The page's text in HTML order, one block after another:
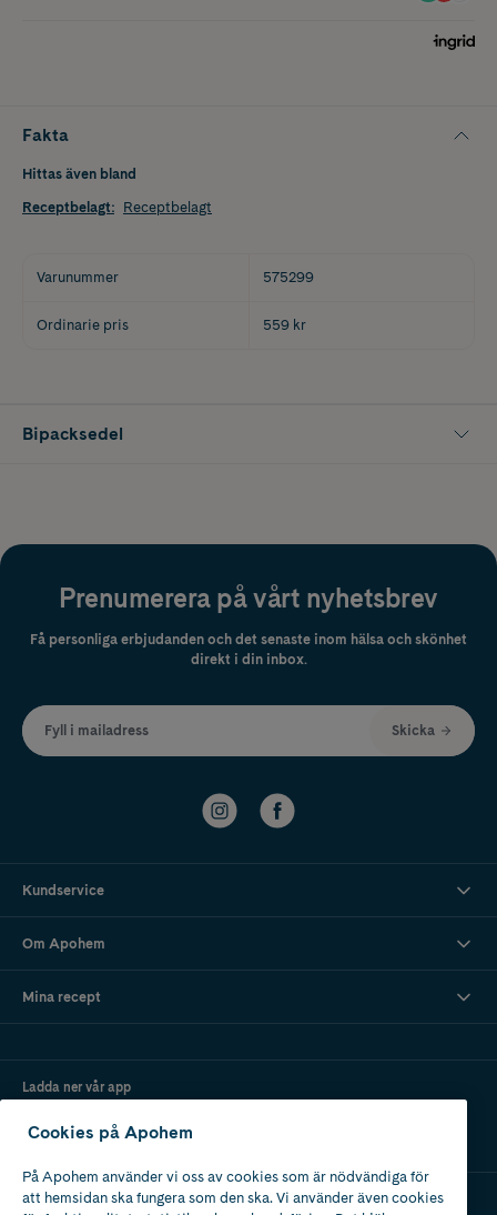
Fakta
Hittas även bland
Receptbelagt: Receptbelagt
Varunummer 575299
Ordinarie pris 559 kr
Bipacksedel
Prenumerera på vårt nyhetsbrev
Få personliga erbjudanden och det senaste inom hälsa och skönhet
direkt i din inbox.
Fyll i mailadress Skicka
Kundservice
Om Apohem
Mina recept
Ladda ner vår app
Cookies på Apohem
På Apohem använder vi oss av cookies som är nödvändiga för
att hemsidan ska fungera som den ska. Vi använder även cookies